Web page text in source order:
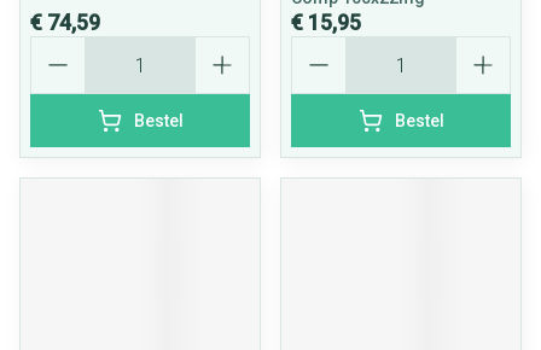
€ 74,59
Bestel
€ 15,95
Bestel